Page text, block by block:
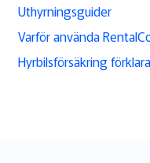
Uthyrningsguider
Varför använda
Hyrbilsförsäkring